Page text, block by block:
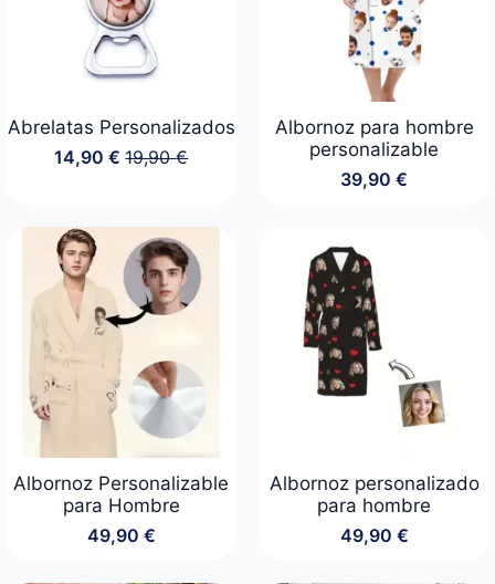
Abrelatas Personalizados
19,90€
El
era:
19,90 €.
14,90 € El
es:
14,90 €.
Albornoz para hombre
personalizable
39,90 €
Albornoz Personalizable
para Hombre
49,90 €
Albornoz personalizado
para hombre
49,90 €